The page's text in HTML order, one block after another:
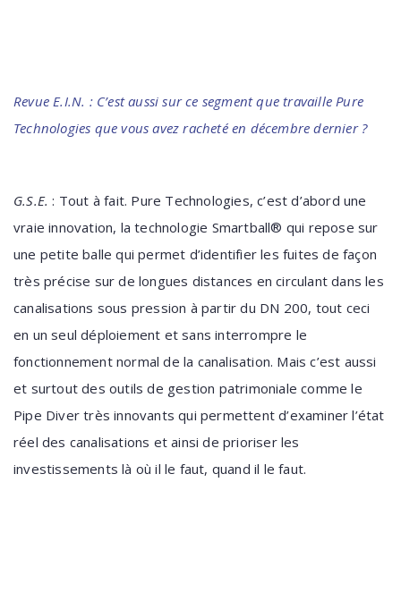
Revue E.I.N. : C’est aussi sur ce segment que travaille Pure
Technologies que vous avez racheté en décembre dernier ?
G.S.E. : Tout à fait. Pure Technologies, c’est d’abord une
vraie innovation, la technologie Smartball® qui repose sur
une petite balle qui permet d’identifier les fuites de façon
très précise sur de longues distances en circulant dans les
canalisations sous pression à partir du DN 200, tout ceci
en un seul déploiement et sans interrompre le
fonctionnement normal de la canalisation. Mais c’est aussi
et surtout des outils de gestion patrimoniale comme le
Pipe Diver très innovants qui permettent d’examiner l’état
réel des canalisations et ainsi de prioriser les
investissementslà où il le faut, quand il le faut.